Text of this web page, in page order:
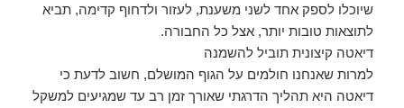
שיוכלו לספק אחד לשני משענת, לעזור ולדחוף קדימה, תביא
לתוצאות טובות יותר, אצל כל החבורה.
דיאטה קיצונית תוביל להשמנה
למרות שאנחנו חולמים על הגוף המושלם, חשוב לדעת כי
דיאטה היא תהליך הדרגתי שאורך זמן רב עד שמגיעים למשקל